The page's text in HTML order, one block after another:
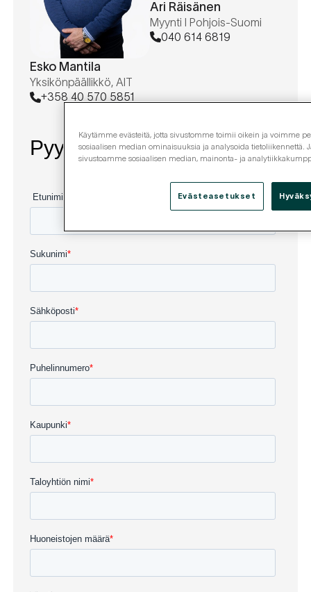
Esko Mantila
Yksikönpäällikkö, AIT
+358 40 570 5851
Ari Räisänen
Myynti I Pohjois-Suomi
040 614 6819
Käytämme evästeitä, jotta sivustomme toimii oikein ja voimme
sosiaalisen median ominaisuuksia ja analysoida tietoliikennettä.
sivustoamme sosiaalisen median, mainonta- ja
Evästeasetukset